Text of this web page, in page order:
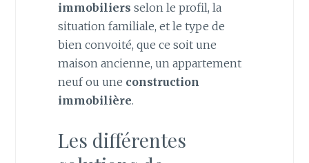
immobiliers selon le profil, la
situation familiale, et le type de
bien convoité, que ce soit une
maison ancienne, un appartement
neuf ou une construction
immobilière.
Les différentes